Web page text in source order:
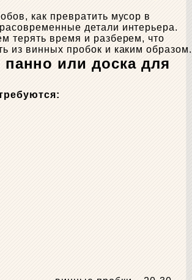
как превратить мусор в
детали интерьера.
терять время и разберем, что
из винных пробок и каким образом.
панно или доска для